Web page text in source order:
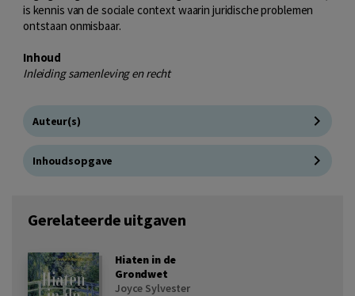
is kennis van de sociale context waarin juridische problemen
ontstaan onmisbaar.
Inhoud
Inleiding samenleving en recht
Auteur(s)
Inhoudsopgave
Gerelateerde uitgaven
Hiaten in de
Grondwet
Joyce Sylvester